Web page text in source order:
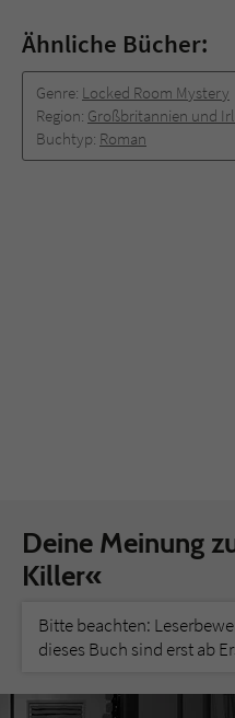
Ähnliche Bücher:
Genre: Locked Room Mystery
Region: Großbritannien und
Buchtyp: Roman
Deine Meinung
Killer«
Bitte beachten:
dieses Buch sind erst ab